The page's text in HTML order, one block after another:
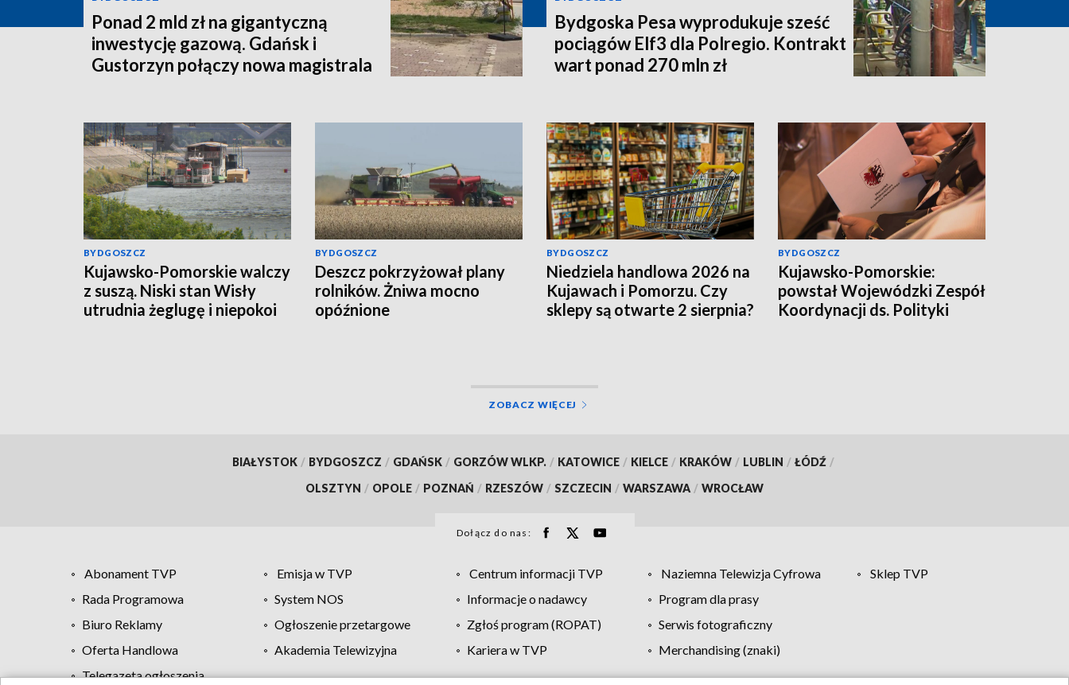
Ponad 2 mld zł na gigantyczną
inwestycję gazową. Gdańsk i
Gustorzyn połączy nowa magistrala
Bydgoska Pesa wyprodukuje sześć
pociągów Elf3 dla Polregio. Kontrakt
wart ponad 270 mln zł
BYDGOSZCZ
Kujawsko-Pomorskie walczy
z suszą. Niski stan Wisły
utrudnia żeglugę i niepokoi
BYDGOSZCZ
Deszcz pokrzyżował plany
rolników. Żniwa mocno
opóźnione
BYDGOSZCZ
Niedziela handlowa 2026 na
Kujawach i Pomorzu. Czy
sklepy są otwarte 2 sierpnia?
BYDGOSZCZ
Kujawsko-Pomorskie:
powstał Wojewódzki Zespół
Koordynacji ds. Polityki
ZOBACZ WIĘCEJ
BIAŁYSTOK / BYDGOSZCZ / GDAŃSK / GORZÓW WLKP. / KATOWICE / KIELCE / KRAKÓW / LUBLIN / ŁÓDŹ /
OLSZTYN / OPOLE / POZNAŃ / RZESZÓW / SZCZECIN / WARSZAWA / WROCŁAW
Dołącz do nas:
Abonament TVP Emisja w TVP Centrum informacji TVP Naziemna Telewizja Cyfrowa
Sklep TVP
Rada Programowa
System NOS Informacje o nadawcy
Program dla prasy
Biuro Reklamy
Ogłoszenie przetargowe Zgłoś program (ROPAT)
Serwis fotograficzny
Oferta Handlowa
Akademia Telewizyjna Kariera w TVP
Merchandising (znaki)
Telegazeta ogłoszenia